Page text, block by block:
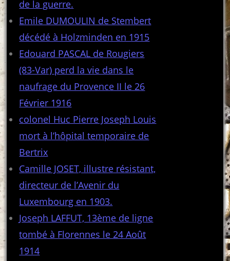
de la guerre.
Emile DUMOULIN de Stembert
décédé à Holzminden en 1915
Edouard PASCAL de Rougiers
(83-Var) perd la vie dans le
naufrage du Provence II le 26
Février 1916
colonel Huc Pierre Joseph Louis
mort à l’hôpital temporaire de
Bertrix
Camille JOSET, illustre résistant,
directeur de l’Avenir du
Luxembourg en 1903.
Joseph LAFFUT, 13ème de ligne
tombé à Florennes le 24 Août
1914